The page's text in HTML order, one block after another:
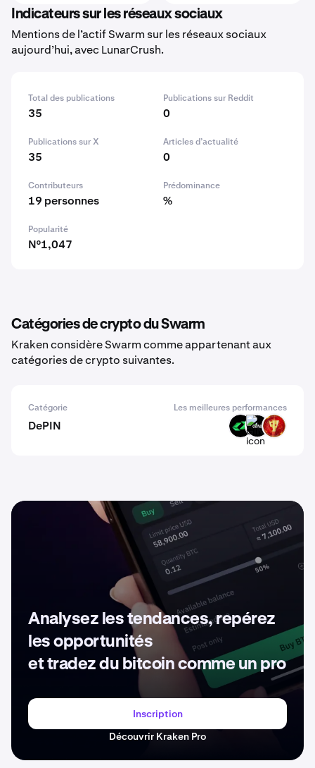
Indicateurs sur les réseaux sociaux
Mentions de l’actif Swarm sur les réseaux sociaux
aujourd’hui, avec LunarCrush.
Total des publications
35
Publications sur Reddit
0
Publications sur X
35
Articles d’actualité
0
Contributeurs
19 personnes
Prédominance
%
Popularité
N°1,047
Catégories de crypto du Swarm
Kraken considère Swarm comme appartenant aux
catégories de crypto suivantes.
Catégorie Les meilleures performances
DePIN DEPIN GINI SWCH
Analysez les tendances, repérez
les opportunités
et tradez du bitcoin comme un pro
Inscription
Découvrir Kraken Pro